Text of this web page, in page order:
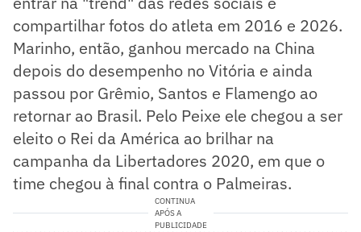
compartilhar fotos do atleta em 2016 e 2026.
Marinho, então, ganhou mercado na China
depois do desempenho no Vitória e ainda
passou por Grêmio, Santos e Flamengo ao
retornar ao Brasil. Pelo Peixe ele chegou a ser
eleito o Rei da América ao brilhar na
campanha da Libertadores 2020, em que o
time chegou à final contra o Palmeiras.
CONTINUA
APÓS A
PUBLICIDADE